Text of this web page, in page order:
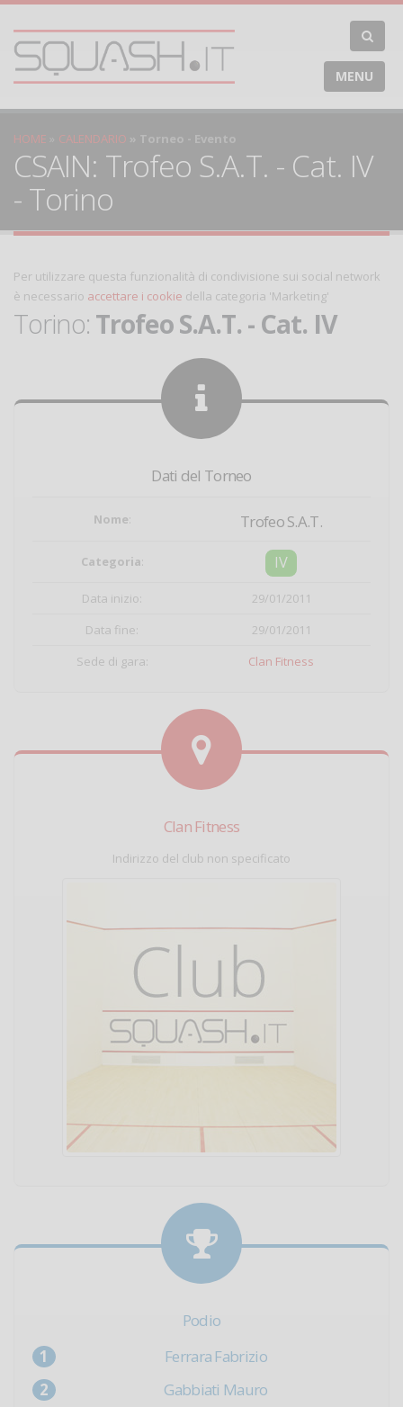
MENU
HOME CALENDARIO Torneo - Evento
CSAIN: Trofeo S.A.T. - Cat. IV
- Torino
Per utilizzare questa funzionalità di condivisione sui social network
è necessario accettare i cookie della categoria 'Marketing'
Torino: Trofeo S.A.T. - Cat. IV
Dati del Torneo
Nome: Trofeo S.A.T.
Categoria: IV
Data inizio:
29/01/2011
Data fine:
29/01/2011
Sede di gara:
Clan Fitness
Clan Fitness
Indirizzo del club non specificato
Podio
Ferrara Fabrizio
Gabbiati Mauro